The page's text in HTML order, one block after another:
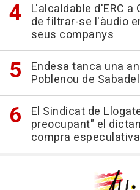
L'alcaldable d'ERC
de filtrar-se l'àudio
seus companys
Endesa tanca una
Poblenou de
El Sindicat de
preocupant" el
compra especulativa